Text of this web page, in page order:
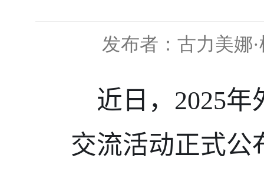
发布者：古力美娜
近日， 2025年
交流活动正式公